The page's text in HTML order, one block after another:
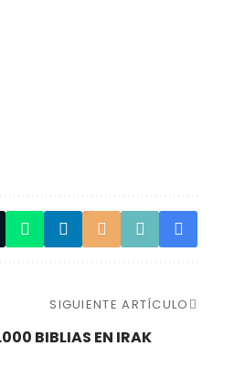
SIGUIENTE ARTÍCULO
BIBLIAS EN IRAK